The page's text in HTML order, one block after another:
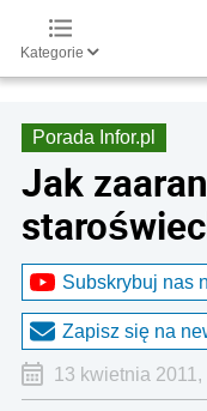
Kategorie
Porada Infor.pl
Jak
Subskrybuj nas
Zapisz się na
13 kwietnia 2011,